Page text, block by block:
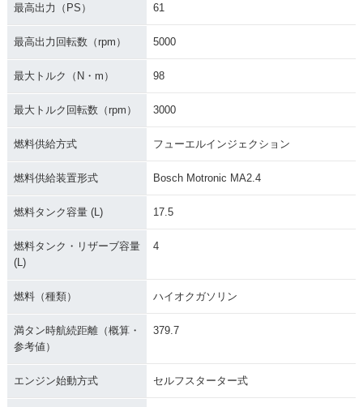
最高出力（PS） 61
最高出力回転数（rpm） 5000
最大トルク（N・m） 98
最大トルク回転数（rpm） 3000
燃料供給方式 フューエルインジェクション
燃料供給装置形式 Bosch Motronic MA2.4
燃料タンク容量 (L) 17.5
燃料タンク・リザーブ容量
(L)
4
燃料（種類） ハイオクガソリン
満タン時航続距離（概算・
参考値）
379.7
エンジン始動方式 セルフスターター式